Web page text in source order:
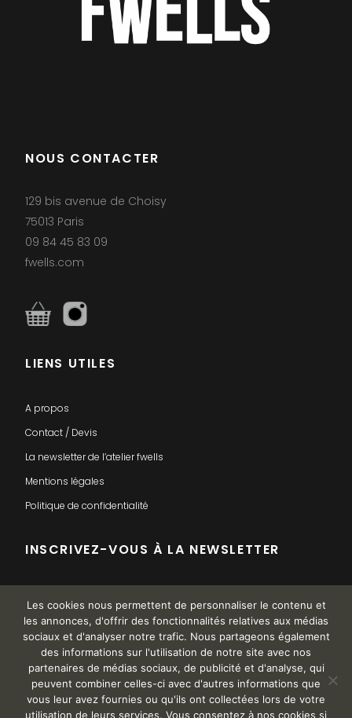
NOUS CONTACTER
129 bis avenue de Choisy
75013 Paris
09 84 45 83 09
fwells.com
LIENS UTILES
A propos
Contact / Devis
La newsletter de l’atelier fwells
Mentions légales
Politique de confidentialité
INSCRIVEZ-VOUS À LA NEWSLETTER
This is a demo store for testing purposes — no orders shall be
Les cookies nous permettent de personnaliser le contenu et
les annonces, d'offrir des fonctionnalités relatives aux médias
sociaux et d'analyser notre trafic. Nous partageons également
des informations sur l'utilisation de notre site avec nos
partenaires de médias sociaux, de publicité et d'analyse, qui
peuvent combiner celles-ci avec d'autres informations que
vous leur avez fournies ou qu'ils ont collectées lors de votre
utilisation de leurs services. Vous consentez à nos cookies si